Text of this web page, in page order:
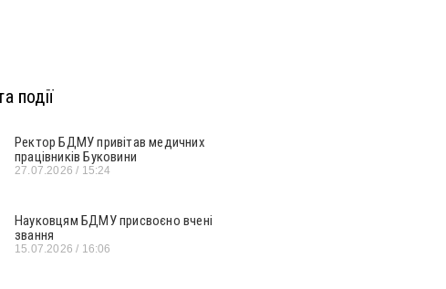
події
Ректор БДМУ привітав медичних
працівників Буковини
27.07.2026 15:24
Науковцям БДМУ присвоєно вчені
звання
15.07.2026 16:06